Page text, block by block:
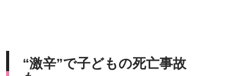
“激辛”で子どもの死亡事故